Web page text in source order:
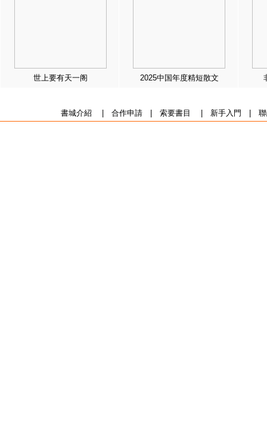
世上要有天一阁 2025中国年度精短散文
書城介紹 合作申請| 索要書目 新手入門